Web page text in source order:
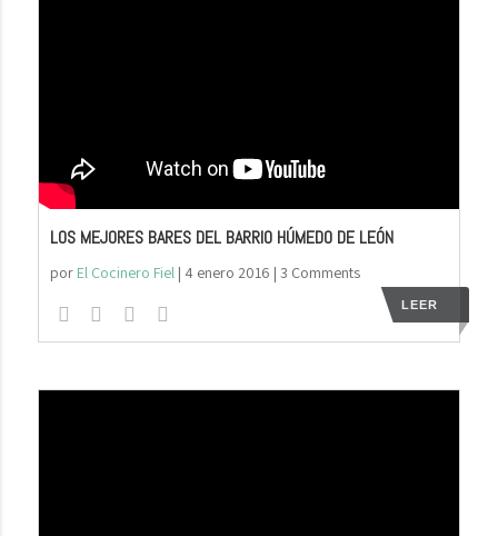
LOS MEJORES BARES DEL BARRIO HÚMEDO DE LEÓN
por El Cocinero Fiel| 4 enero 2016 | 3 Comments
LEER